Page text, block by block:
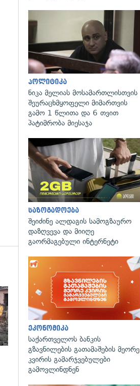
გადახედვა
პოლიტიკა
ნიკა მელიას მოსამართლისთვის
შეურაცხმყოფელი მიმართვის
გამო 1 წლითა და 6 თვით
პატიმრობა მიესაჯა
საზოგადოება
შეიძინე ალდაგის სამოგზაურო
დაზღვევა და მიიღე
გაორმაგებული ინტერნეტი
ეკონომიკა
საქართველოს ბანკის
გზავნილების გათამაშების მეორე
კვირის გამარჯვებულები
გამოვლინდნენ